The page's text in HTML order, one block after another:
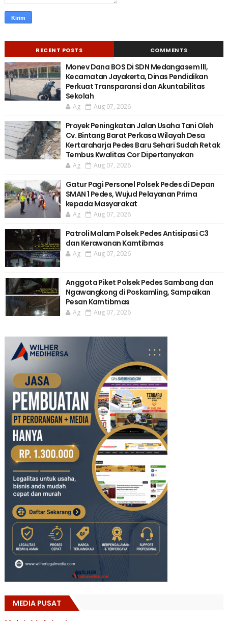
RECENT POSTS COMMENTS
Monev Dana BOS Di SDN Medangasem lll,
Kecamatan Jayakerta, Dinas Pendidikan
Perkuat Transparansi dan Akuntabilitas
Sekolah
Ag Aug 07, 2026
Proyek Peningkatan Jalan Usaha Tani Oleh
Cv. Bintang Barat Perkasa Wilayah Desa
Kertaraharja Pedes Baru Sehari Sudah Retak
Tembus Kwalitas Cor Dipertanyakan
Ag Aug 07, 2026
Gatur Pagi Personel Polsek Pedes di Depan
SMAN 1 Pedes, Wujud Pelayanan Prima
kepada Masyarakat
Ag Aug 07, 2026
Patroli Malam Polsek Pedes Antisipasi C3
dan Kerawanan Kamtibmas
Ag Aug 07, 2026
Anggota Piket Polsek Pedes Sambang dan
Ngawangkong di Poskamling, Sampaikan
Pesan Kamtibmas
Ag Aug 07, 2026
MEDIA PUSAT